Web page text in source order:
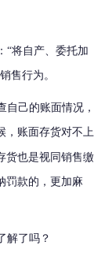
“将自产、委托加
售行为。
自己的账面情况，
，账面存货对不上
货也是视同销售缴
罚款的，更加麻
解了吗？